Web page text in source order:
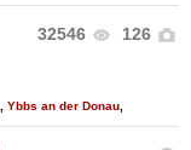
32546 126
Ybbs an der Donau